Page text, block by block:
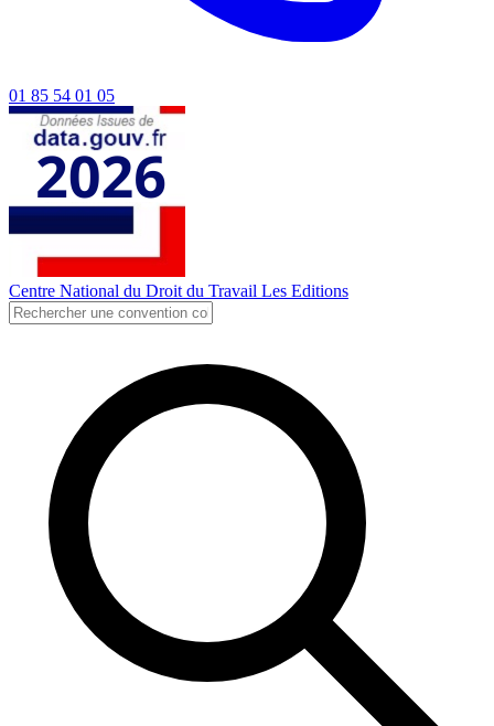
01 85 54 01 05
Centre National du Droit du Travail Les Editions